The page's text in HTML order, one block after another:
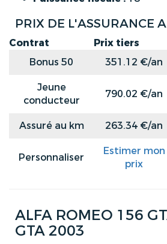
PRIX DE L'ASSURANCE
Contrat Prix tiers
Bonus 50
351.12 €/an
Jeune
conducteur
790.02 €/an
Assuré au km
263.34 €/an
Personnaliser
Estimer mon
prix
ALFA ROMEO 156
GTA 2003